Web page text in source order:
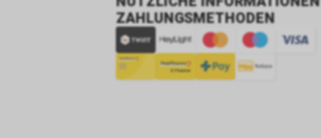
ZAHLUNGSMETHODEN